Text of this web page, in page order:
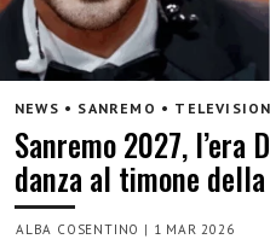
NEWS • SANREMO •
Sanremo 2027, l’era
danza al timone
ALBA COSENTINO | 1 MAR 2026